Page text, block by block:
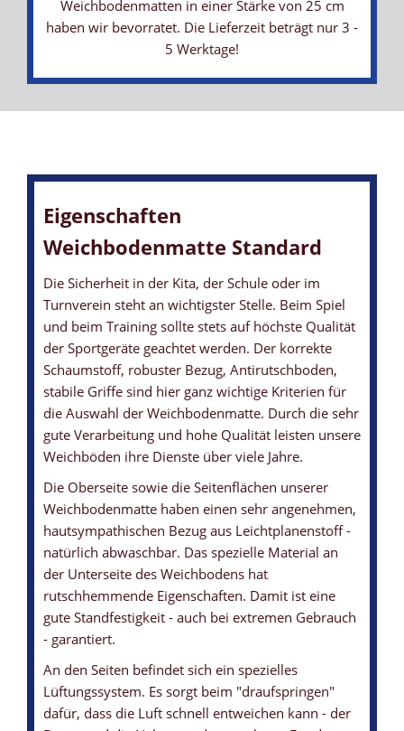
Weichbodenmatten in einer Stärke von 25 cm
haben wir bevorratet. Die Lieferzeit beträgt nur 3 -
5 Werktage!
WEICHBODENMATTE MIT LÜFTUNGSSYSTEM
... sowie Sicherheitsreißverschluss
WEICHBODENMATTE - STANDARD
... TOP Qualität zu fairen Preisen
WEICHBODENMATTEN-KERN
... mit einem Raumgewicht von 21 kg/m3
WEICHBODENMATTE MIT ANTIRUTSCHBODEN
... garantiert eine gute Standfestigkeit
WEICHBODENMATTE - DUNKELBLAU
... vielseitig einsetzbar
Eigenschaften
Weichbodenmatte Standard
Die Sicherheit in der Kita, der Schule oder im
Turnverein steht an wichtigster Stelle. Beim Spiel
und beim Training sollte stets auf höchste Qualität
der Sportgeräte geachtet werden. Der korrekte
Schaumstoff, robuster Bezug, Antirutschboden,
stabile Griffe sind hier ganz wichtige Kriterien für
die Auswahl der Weichbodenmatte. Durch die sehr
gute Verarbeitung und hohe Qualität leisten unsere
Weichböden ihre Dienste über viele Jahre.
Die Oberseite sowie die Seitenflächen unserer
Weichbodenmatte haben einen sehr angenehmen,
hautsympathischen Bezug aus Leichtplanenstoff -
natürlich abwaschbar. Das spezielle Material an
der Unterseite des Weichbodens hat
rutschhemmende Eigenschaften. Damit ist eine
gute Standfestigkeit - auch bei extremen Gebrauch
- garantiert.
An den Seiten befindet sich ein spezielles
Lüftungssystem. Es sorgt beim "draufspringen"
dafür, dass die Luft schnell entweichen kann - der